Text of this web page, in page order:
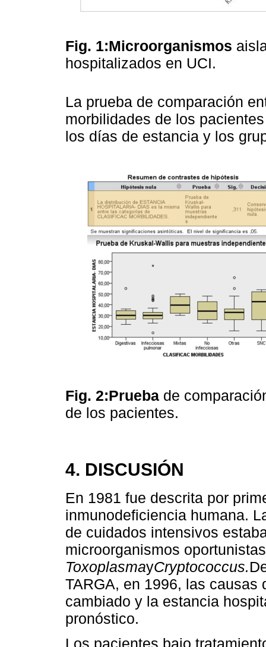
Fig. 1:Microorganismos
hospitalizados en UCI.
La prueba de comparación
morbilidades de los
los días de estancia y los
Fig. 2:Prueba de
de los pacientes.
4. DISCUSIÓN
En 1981 fue descrita por
inmunodeficiencia humana.
de cuidados intensivos
microorganismos
ToxoplasmayCryptococcus.
TARGA, en 1996, las causas
cambiado y la estancia
pronóstico.
Los pacientes bajo